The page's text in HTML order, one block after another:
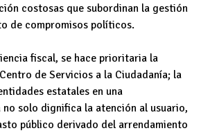
costosas que subordinan la gestión
de compromisos políticos.
fiscal, se hace prioritaria la
de Servicios a la Ciudadanía; la
estatales en una
solo dignifica la atención al usuario,
público derivado del arrendamiento